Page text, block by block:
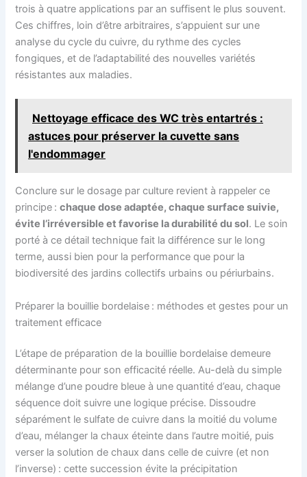
trois à quatre applications par an suffisent le plus souvent.
Ces chiffres, loin d’être arbitraires, s’appuient sur une
analyse du cycle du cuivre, du rythme des cycles
fongiques, et de l’adaptabilité des nouvelles variétés
résistantes aux maladies.
Nettoyage efficace des WC très entartrés :
astuces pour préserver la cuvette sans
l'endommager
Conclure sur le dosage par culture revient à rappeler ce
principe :chaque dose adaptée, chaque surface suivie,
évite l’irréversible et favorise la durabilité du sol. Le soin
porté à ce détail technique fait la différence sur le long
terme, aussi bien pour la performance que pour la
biodiversité des jardins collectifs urbains ou périurbains.
Préparer la bouillie bordelaise : méthodes et gestes pour un
traitement efficace
L’étape de préparation de la bouillie bordelaise demeure
déterminante pour son efficacité réelle. Au-delà du simple
mélange d’une poudre bleue à une quantité d’eau, chaque
séquence doit suivre une logique précise. Dissoudre
séparément le sulfate de cuivre dans la moitié du volume
d’eau, mélanger la chaux éteinte dans l’autre moitié, puis
verser la solution de chaux dans celle de cuivre (et non
l’inverse) : cette succession évite la précipitation